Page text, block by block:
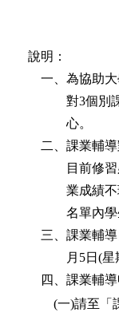
說明：
一、為協助
對3個別
心。
二、課業輔
目前修
業成績
名單內學
三、課業輔導
月 5日 (星
四、課業輔導
(一)請至「